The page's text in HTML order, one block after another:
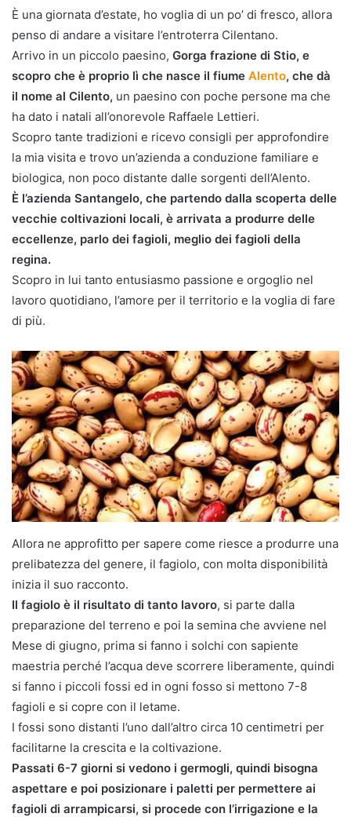
È una giornata d’estate, ho voglia di un po’ di fresco, allora
penso di andare a visitare l’entroterra Cilentano.
Arrivo in un piccolo paesino, Gorga frazione di Stio, e
scopro che è proprio lì che nasce il fiume Alento, che dà
il nome al Cilento, un paesino con poche persone ma che
ha dato i natali all’onorevole Raffaele Lettieri.
Scopro tante tradizioni e ricevo consigli per approfondire
la mia visita e trovo un’azienda a conduzione familiare e
biologica, non poco distante dalle sorgenti dell’Alento.
È l’azienda Santangelo, che partendo dalla scoperta delle
vecchie coltivazioni locali, è arrivata a produrre delle
eccellenze, parlo dei fagioli, meglio dei fagioli della
regina.
Scopro in lui tanto entusiasmo passione e orgoglio nel
lavoro quotidiano, l’amore per il territorio e la voglia di fare
di più.
Allora ne approfitto per sapere come riesce a produrre una
prelibatezza del genere, il fagiolo, con molta disponibilità
inizia il suo racconto.
Il fagiolo è il risultato di tanto lavoro, si parte dalla
preparazione del terreno e poi la semina che avviene nel
Mese di giugno, prima si fanno i solchi con sapiente
maestria perché l’acqua deve scorrere liberamente, quindi
si fanno i piccoli fossi ed in ogni fosso si mettono 7-8
fagioli e si copre con il letame.
I fossi sono distanti l’uno dall’altro circa 10 centimetri per
facilitarne la crescita e la coltivazione.
Passati 6-7 giorni si vedono i germogli, quindi bisogna
aspettare e poi posizionare i paletti per permettere ai
fagioli di arrampicarsi, si procede con l’irrigazione e la